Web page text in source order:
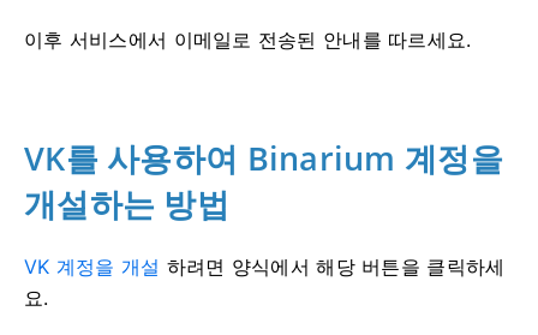
이후 서비스에서 이메일로 전송된 안내를 따르세요.
VK를 사용하여 Binarium 계정을
개설하는 방법
VK 계정을 개설 하려면 양식에서 해당 버튼을 클릭하세
요.